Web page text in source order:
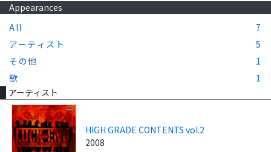
Appearances
All
7
アーティスト
5
その他
1
歌
1
アーティスト
HIGH GRADE CONTENTS vol.2
2008